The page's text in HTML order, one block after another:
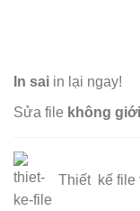
In sai in lại ngay!
Sửa file không
Thiết kế file